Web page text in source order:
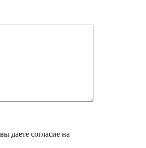
даете согласие на